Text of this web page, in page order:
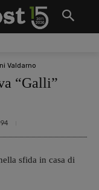
Valdarno
“Galli”
sfida in casa di